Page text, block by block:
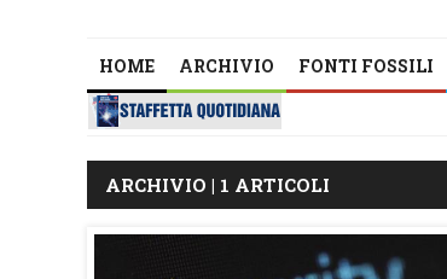
HOME ARCHIVIO FONTI FOSSILI
ARCHIVIO | 1 ARTICOLI